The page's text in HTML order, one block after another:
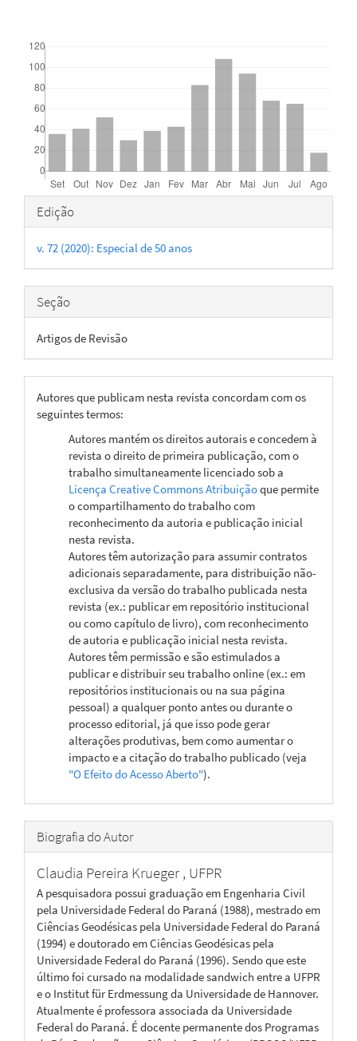
Detalhes
do
artigo
Edição
v. 72 (2020): Especial de 50 anos
Seção
Artigos de Revisão
Autores que publicam nesta revista concordam com os
seguintes termos:
Autores mantém os direitos autorais e concedem à
revista o direito de primeira publicação, com o
trabalho simultaneamente licenciado sob a
Licença Creative Commons Atribuiçãoque permite
o compartilhamento do trabalho com
reconhecimento da autoria e publicação inicial
nesta revista.
Autores têm autorização para assumir contratos
adicionais separadamente, para distribuição não-
exclusiva da versão do trabalho publicada nesta
revista (ex.: publicar em repositório institucional
ou como capítulo de livro), com reconhecimento
de autoria e publicação inicial nesta revista.
Autores têm permissão e são estimulados a
publicar e distribuir seu trabalho online (ex.: em
repositórios institucionais ou na sua página
pessoal) a qualquer ponto antes ou durante o
processo editorial, já que isso pode gerar
alterações produtivas, bem como aumentar o
impacto e a citação do trabalho publicado (veja
"O Efeito do Acesso Aberto").
Biografia do Autor
Claudia Pereira Krueger , UFPR
A pesquisadora possui graduação em Engenharia Civil
pela Universidade Federal do Paraná (1988), mestrado em
Ciências Geodésicas pela Universidade Federal do Paraná
(1994) e doutorado em Ciências Geodésicas pela
Universidade Federal do Paraná (1996). Sendo que este
último foi cursado na modalidade sandwich entre a UFPR
e o Institut für Erdmessung da Universidade de Hannover.
Atualmente é professora associada da Universidade
Federal do Paraná. É docente permanente dos Programas